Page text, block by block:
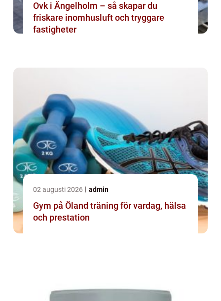
Ovk i Ängelholm – så skapar du
friskare inomhusluft och tryggare
fastigheter
02 augusti 2026 admin
Gym på Öland träning för vardag, hälsa
och prestation